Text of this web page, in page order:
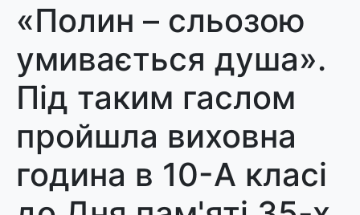
«Полин – сльозою
умивається душа».
Під таким гаслом
пройшла виховна
година в 10-А класі